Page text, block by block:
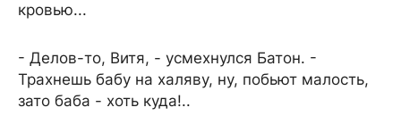
кровью...
- Делов-то, Витя, - усмехнулся Батон. -
Трахнешь бабу на халяву, ну, побьют малость,
зато баба - хоть куда!..